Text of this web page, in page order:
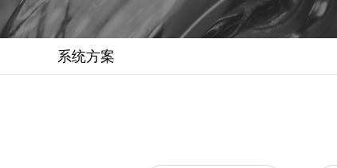
系统方案